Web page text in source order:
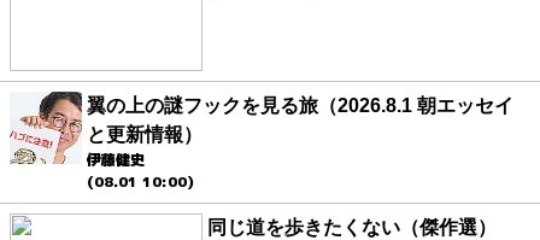
翼の上の謎フックを見る旅（2026.8.1 朝エッセイ
と更新情報）
伊藤健史
(08.01 10:00)
同じ道を歩きたくない（傑作選）